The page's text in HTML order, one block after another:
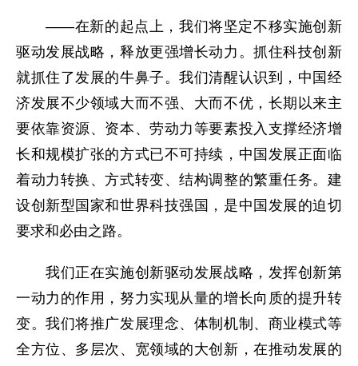
——在新的起点上，我们将坚定不移实施创新
驱动发展战略，释放更强增长动力。抓住科技创新
就抓住了发展的牛鼻子。我们清醒认识到，中国经
济发展不少领域大而不强、大而不优，长期以来主
要依靠资源、资本、劳动力等要素投入支撑经济增
长和规模扩张的方式已不可持续，中国发展正面临
着动力转换、方式转变、结构调整的繁重任务。建
设创新型国家和世界科技强国，是中国发展的迫切
要求和必由之路。
我们正在实施创新驱动发展战略，发挥创新第
一动力的作用，努力实现从量的增长向质的提升转
变。我们将推广发展理念、体制机制、商业模式等
全方位、多层次、宽领域的大创新，在推动发展的